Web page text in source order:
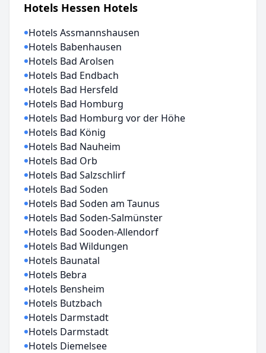
Hotels Hessen Hotels
Hotels Assmannshausen
Hotels Babenhausen
Hotels Bad Arolsen
Hotels Bad Endbach
Hotels Bad Hersfeld
Hotels Bad Homburg
Hotels Bad Homburg vor der Höhe
Hotels Bad König
Hotels Bad Nauheim
Hotels Bad Orb
Hotels Bad Salzschlirf
Hotels Bad Soden
Hotels Bad Soden am Taunus
Hotels Bad Soden-Salmünster
Hotels Bad Sooden-Allendorf
Hotels Bad Wildungen
Hotels Baunatal
Hotels Bebra
Hotels Bensheim
Hotels Butzbach
Hotels Darmstadt
Hotels Darmstadt
Hotels Diemelsee